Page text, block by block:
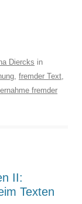
Diercks in
, fremder Text,
fremder
II:
Texten